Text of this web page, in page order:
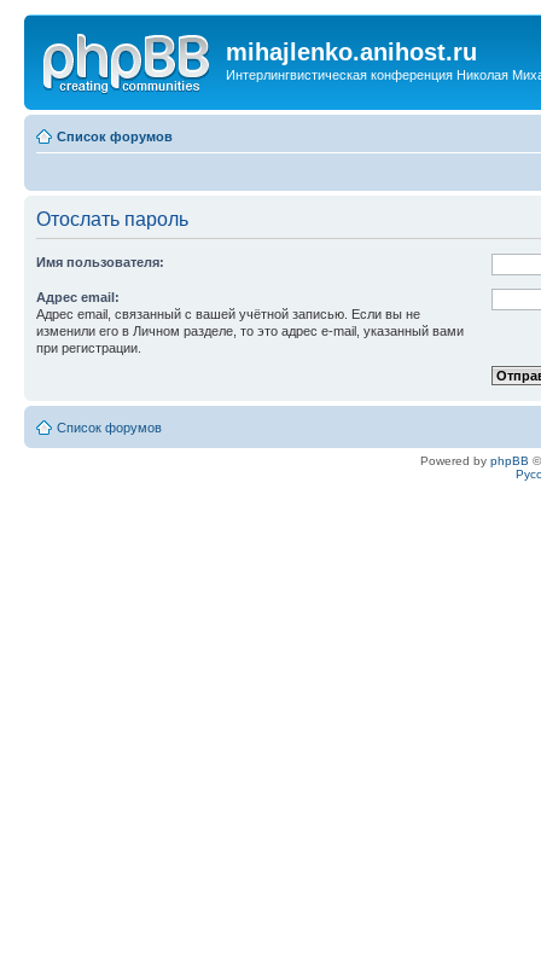
mihajlenko.anihost.ru
Интерлингвистическая конференция Николая
Список форумов
Отослать пароль
Имя пользователя:
Адрес email:
Адрес email, связанный с вашей учётной записью. Если вы не
изменили его в Личном разделе, то это адрес e-mail, указанный вами
при регистрации.
Список форумов
Powered by phpBB